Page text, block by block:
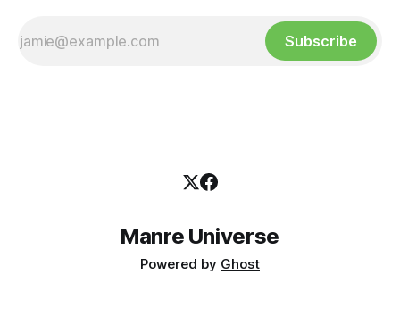
Subscribe
Manre Universe
Powered by Ghost